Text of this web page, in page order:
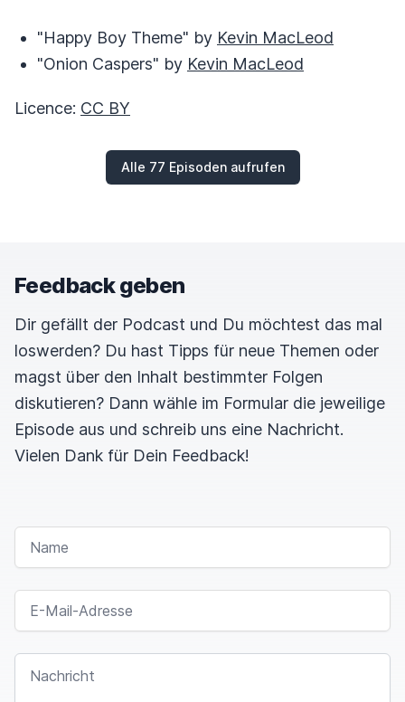
"Happy Boy Theme" by Kevin MacLeod
"Onion Caspers" by Kevin MacLeod
Licence: CC BY
Alle 77 Episoden aufrufen
Feedback geben
Dir gefällt der Podcast und Du möchtest das mal
loswerden? Du hast Tipps für neue Themen oder
magst über den Inhalt bestimmter Folgen
diskutieren? Dann wähle im Formular die jeweilige
Episode aus und schreib uns eine Nachricht.
Vielen Dank für Dein Feedback!
NAME
E-MAIL-ADRESSE
NACHRICHT